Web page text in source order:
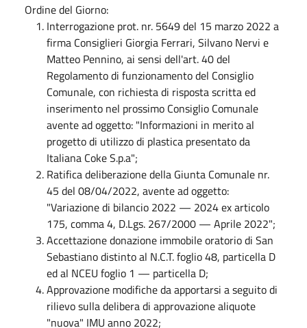
Ordine del Giorno:
Interrogazione prot. nr. 5649 del 15 marzo 2022 a
firma Consiglieri Giorgia Ferrari, Silvano Nervi e
Matteo Pennino, ai sensi dell'art. 40 del
Regolamento di funzionamento del Consiglio
Comunale, con richiesta di risposta scritta ed
inserimento nel prossimo Consiglio Comunale
avente ad oggetto: "Informazioni in merito al
progetto di utilizzo di plastica presentato da
Italiana Coke S.p.a";
Ratifica deliberazione della Giunta Comunale nr.
45 del 08/04/2022, avente ad oggetto:
"Variazione di bilancio 2022 — 2024 ex articolo
175, comma 4, D.Lgs. 267/2000 — Aprile 2022";
Accettazione donazione immobile oratorio di San
Sebastiano distinto al N.C.T. foglio 48, particella D
ed al NCEU foglio 1 — particella D;
Approvazione modifiche da apportarsi a seguito di
rilievo sulla delibera di approvazione aliquote
"nuova" IMU anno 2022;